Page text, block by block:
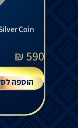
Coin
590
₪
הוספה